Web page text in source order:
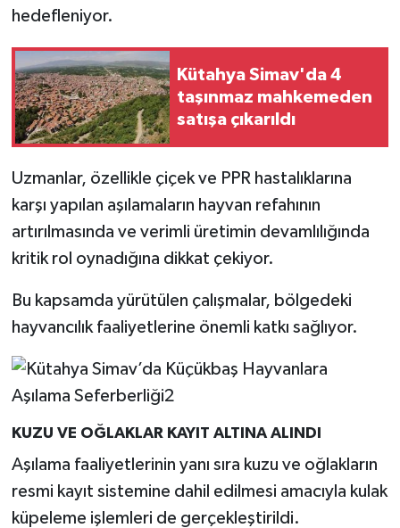
hedefleniyor.
Kütahya Simav'da 4
taşınmaz mahkemeden
satışa çıkarıldı
Uzmanlar, özellikle çiçek ve PPR hastalıklarına
karşı yapılan aşılamaların hayvan refahının
artırılmasında ve verimli üretimin devamlılığında
kritik rol oynadığına dikkat çekiyor.
Bu kapsamda yürütülen çalışmalar, bölgedeki
hayvancılık faaliyetlerine önemli katkı sağlıyor.
KUZU VE OĞLAKLAR KAYIT ALTINA ALINDI
Aşılama faaliyetlerinin yanı sıra kuzu ve oğlakların
resmi kayıt sistemine dahil edilmesi amacıyla kulak
küpeleme işlemleri de gerçekleştirildi.
Tavşanlı
Teknoloji
Türkiye
Video Galeri
Yemek Tarifleri